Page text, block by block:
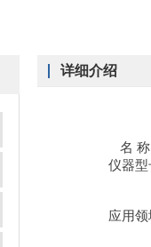
详细介绍
名 称
仪器型
应用领